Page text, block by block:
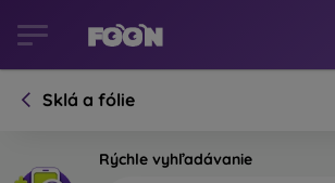
Sklá a fólie
Rýchle vyhľadávanie